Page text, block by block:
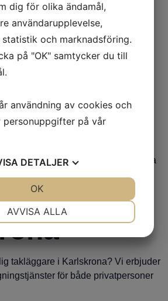
har de senaste kunskaperna
trygg med både takläggningen och
Borås
i Borås! På Takinvest arbetar
som snabbt och effektivt utför alla
takläggare i Karlskrona? Vi erbjuder
för både privatpersoner
dig för olika ändamål,
användarupplevelse,
och marknadsföring.
på "OK" samtycker du till
användning av cookies och
personuppgifter på vår
DETALJER
AVVISA ALLA
OK